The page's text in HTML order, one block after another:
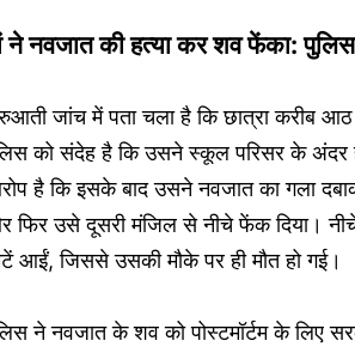
ने नवजात की हत्या कर शव फेंका: पुलिस
जांच में पता चला है कि छात्रा करीब आठ
को संदेह है कि उसने स्कूल परिसर के अंदर
है कि इसके बाद उसने नवजात का गला
फिर उसे दूसरी मंजिल से नीचे फेंक दिया।
आईं, जिससे उसकी मौके पर ही मौत हो गई।
ने नवजात के शव को पोस्टमॉर्टम के लिए